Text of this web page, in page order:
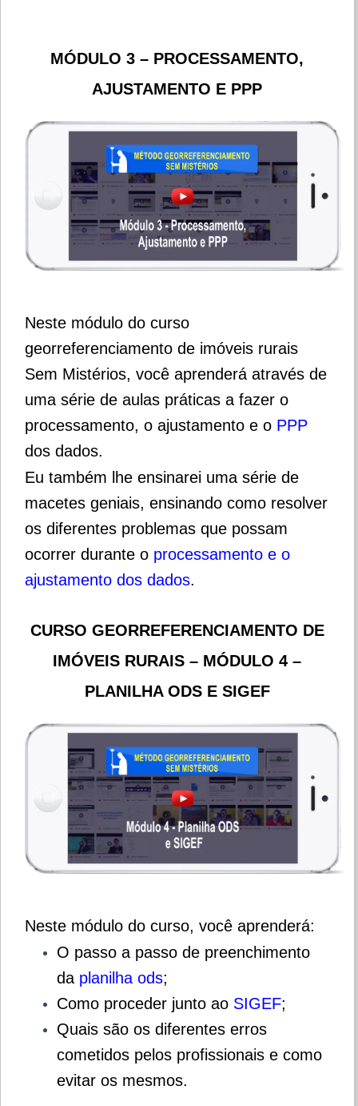
MÓDULO 3 – PROCESSAMENTO,
AJUSTAMENTO E PPP
Neste módulo do curso
georreferenciamento de imóveis rurais
Sem Mistérios, você aprenderá através de
uma série de aulas práticas a fazer o
processamento, o ajustamento e o PPP
dos dados.
Eu também lhe ensinarei uma série de
macetes geniais, ensinando como resolver
os diferentes problemas que possam
ocorrer durante o processamento e o
ajustamento dos dados.
CURSO GEORREFERENCIAMENTO DE
IMÓVEIS RURAIS – MÓDULO 4 –
PLANILHA ODS E SIGEF
Neste módulo do curso, você aprenderá:
O passo a passo de preenchimento
da planilha ods;
Como proceder junto ao SIGEF;
Quais são os diferentes erros
cometidos pelos profissionais e como
evitar os mesmos.